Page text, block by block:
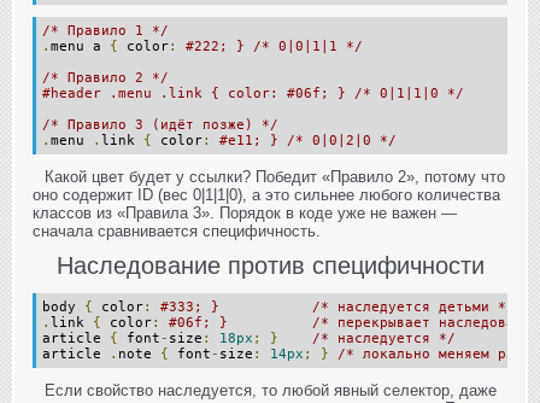
/* Правило 1 */
. menu a { color:
#222; } /* 0|0|1|1 */
/* Правило 2 */
#header .menu .link { color: #06f; } /* 0|1|1|0 */
/* Правило 3 (идёт позже) */
. menu . link { color: #e11; } /* 0|0|2|0 */
Какой цвет будет у ссылки? Победит «Правило 2», потому что
оно содержит ID (вес 0|1|1|0), а это сильнее любого количества
классов из «Правила 3». Порядок в коде уже не важен —
сначала сравнивается специфичность.
Наследование против специфичности
body { color:
#333; }           /* наследуется детьми */
. link { color:
#06f; }          /* перекрывает
article { font - size : 18px ; }
/* наследуется */
article
. note { font - size : 14px ; } /* локально меняем
Если свойство наследуется, то любой явный селектор, даже